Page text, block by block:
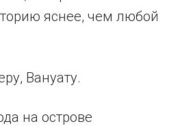
яснее, чем любой
Вануату.
на острове